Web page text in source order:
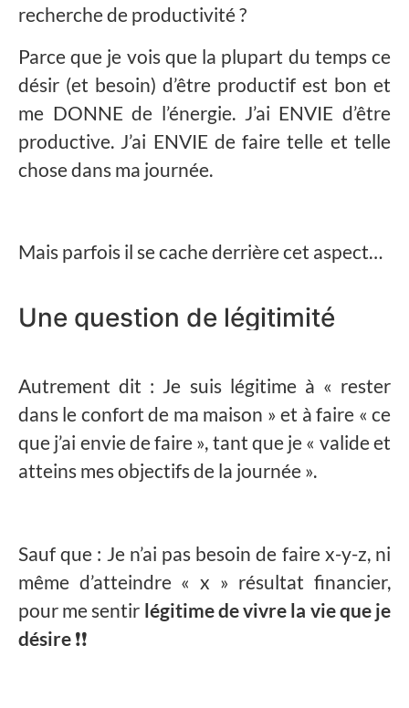
recherche de productivité ?
Parce que je vois que la plupart du temps ce
désir (et besoin) d’être productif est bon et
me DONNE de l’énergie. J’ai ENVIE d’être
productive. J’ai ENVIE de faire telle et telle
chose dans ma journée.
Mais parfois il se cache derrière cet aspect…
Une question de légitimité
Autrement dit : Je suis légitime à « rester
dans le confort de ma maison » et à faire « ce
que j’ai envie de faire », tant que je « valide et
atteins mes objectifs de la journée ».
Sauf que : Je n’ai pas besoin de faire x-y-z, ni
même d’atteindre « x » résultat financier,
pour me sentir légitime de vivre la vie que je
désire ❗❗